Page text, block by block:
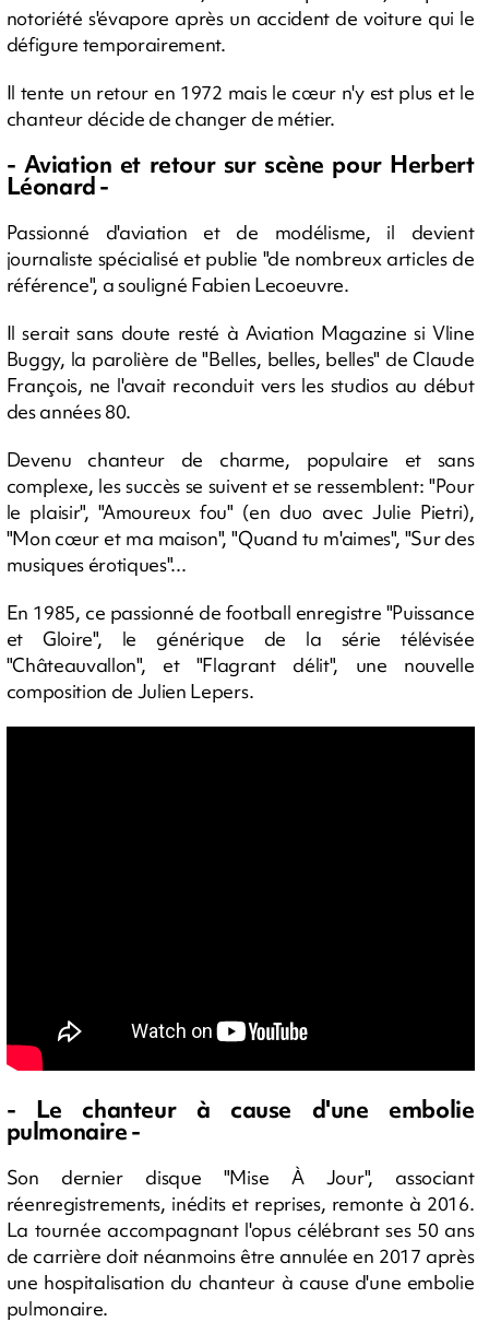
notoriété s'évapore après un accident de voiture qui le
défigure temporairement.
Il tente un retour en 1972 mais le cœur n'y est plus et le
chanteur décide de changer de métier.
- Aviation et retour sur scène pour Herbert
Léonard -
Passionné d'aviation et de modélisme, il devient
journaliste spécialisé et publie "de nombreux articles de
référence", a souligné Fabien Lecoeuvre.
Il serait sans doute resté à Aviation Magazine si Vline
Buggy, la parolière de "Belles, belles, belles" de Claude
François, ne l'avait reconduit vers les studios au début
des années 80.
Devenu chanteur de charme, populaire et sans
complexe, les succès se suivent et se ressemblent: "Pour
le plaisir", "Amoureux fou" (en duo avec Julie Pietri),
"Mon cœur et ma maison", "Quand tu m'aimes", "Sur des
musiques érotiques"...
En 1985, ce passionné de football enregistre "Puissance
et Gloire", le générique de la série télévisée
"Châteauvallon", et "Flagrant délit", une nouvelle
composition de Julien Lepers.
- Le chanteur à cause d'une embolie
pulmonaire -
Son dernier disque "Mise À Jour", associant
réenregistrements, inédits et reprises, remonte à 2016.
La tournée accompagnant l'opus célébrant ses 50 ans
de carrière doit néanmoins être annulée en 2017 après
une hospitalisation du chanteur à cause d'une embolie
pulmonaire.